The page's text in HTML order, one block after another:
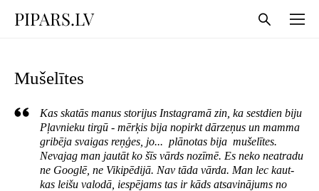
PIPARS.LV
Mušelītes
Kas skatās manus storijus Instagramā zin, ka sestdien biju
Pļavnieku tirgū - mērķis bija nopirkt dārzeņus un mamma
gribēja svaigas reņģes, jo... plānotas bija mušelītes.
Nevajag man jautāt ko šīs vārds nozīmē. Es neko neatradu
ne Googlē, ne Vikipēdijā. Nav tāda vārda. Man lec kaut-
kas leišu valodā, iespējams tas ir kāds atsavinājums no